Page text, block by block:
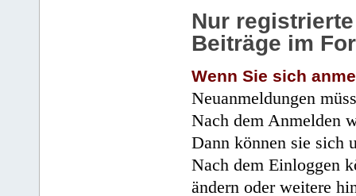
Nur
Beiträge im
Wenn Sie sich
Neuanmeldungen
Nach dem Anmelden
Dann können sie sich
Nach dem Einloggen
ändern oder weitere